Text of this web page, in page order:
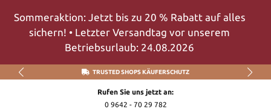
Zum Hauptinhalt springen
Sommeraktion: Jetzt bis zu 20 % Rabatt auf alles
sichern! • Letzter Versandtag vor unserem
Betriebsurlaub: 24.08.2026
TRUSTED SHOPS KÄUFERSCHUTZ
Rufen Sie uns jetzt an:
0 9642 - 70 29 782